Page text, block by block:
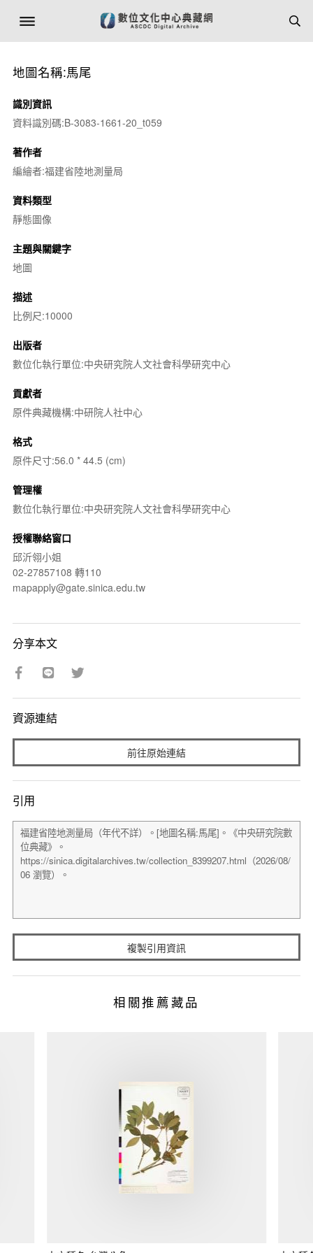
地圖名稱:馬尾
識別資訊
資料識別碼:B-3083-1661-20_t059
著作者
編繪者:福建省陸地測量局
資料類型
靜態圖像
主題與關鍵字
地圖
描述
比例尺:10000
出版者
數位化執行單位:中央研究院人文社會科學研究中心
貢獻者
原件典藏機構:中研院人社中心
格式
原件尺寸:56.0 * 44.5 (cm)
管理權
數位化執行單位:中央研究院人文社會科學研究中心
授權聯絡窗口
邱沂翎小姐
02-27857108 轉110
mapapply@gate.sinica.edu.tw
分享本文
資源連結
前往原始連結
引用
複製引用資訊
相關推薦藏品